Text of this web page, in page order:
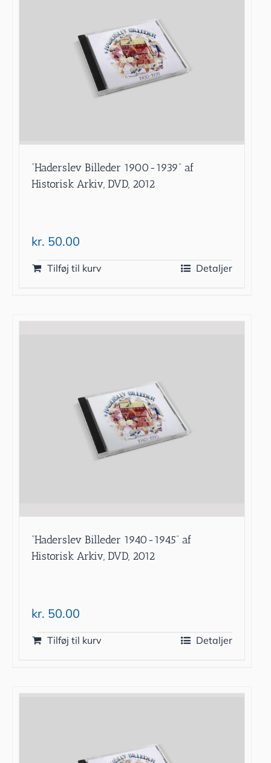
”Haderslev Billeder 1900-1939” af
Historisk Arkiv, DVD, 2012
kr. 50.00
Tilføj til kurv Detaljer
”Haderslev Billeder 1940-1945” af
Historisk Arkiv, DVD, 2012
kr. 50.00
Tilføj til kurv Detaljer